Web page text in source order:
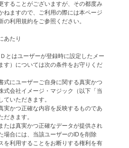
することがございますが、その都度み
ねますので、ご利用の際には本ページ
利用規約をご参照ください。
あたり
とはユーザーが登録時に設定したメー
す）については次の条件をお守りくだ
にユーザーご自身に関する真実かつ
式会社イメージ・マジック（以下「当
いただきます。
実かつ正確な内容を反映するものであ
きます。
たは真実かつ正確なデータが提供され
場合には、当該ユーザーのIDを削除
を利用することをお断りする権利を有